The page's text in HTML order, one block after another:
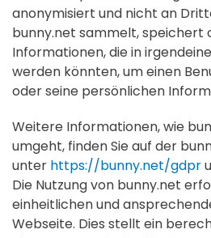
anonymisiert und nicht an
bunny.net sammelt, speichert
Informationen, die in
werden könnten, um einen
oder seine persönlichen
Weitere Informationen, wie
umgeht, finden Sie auf der
unter https://bunny.net/gdpr
Die Nutzung von bunny.net
einheitlichen und
Webseite. Dies stellt ein